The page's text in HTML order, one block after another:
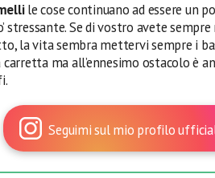
le cose continuano ad essere un
stressante. Se di vostro avete
la vita sembra mettervi sempre i
ma all’ennesimo ostacolo è
Seguimi sul mio profilo